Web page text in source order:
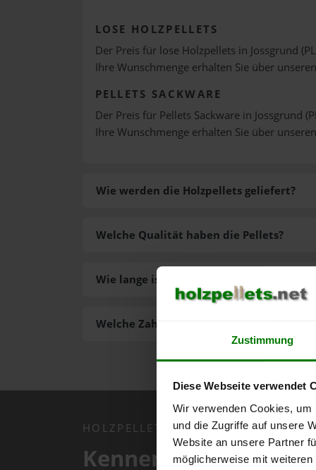
Zustimmung
Diese Webseite verwendet
Wir verwenden Cookies,
und die Zugriffe auf unsere
Website an unsere Partner
möglicherweise mit
LOSE HOLZPELLETS
Der Preis für lose Holzpellets in Jossgrund
Ihre Wunschmenge erhalten Sie über unseren
PELLETS SACKWARE
Der Preis für Pellets Sackware in Jossgrund
Ihre Wunschmenge erhalten Sie über unseren
Wie werden die Holzpellets geliefert?
Welche Zahlungsarten gibt es?
Welche Qualität haben die Pellets?
Wie lange ist die Lieferzeit der Pellets?
HOLZPELLETS.NET APP
Kennen Sie schon